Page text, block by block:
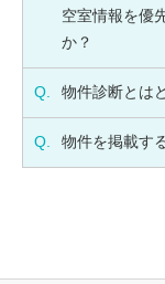
空室情報を優
か？
Q. 物件診断とは
Q. 物件を掲載す